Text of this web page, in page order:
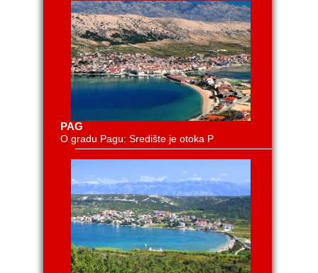
PAG
O gradu Pagu: Središte je otoka P